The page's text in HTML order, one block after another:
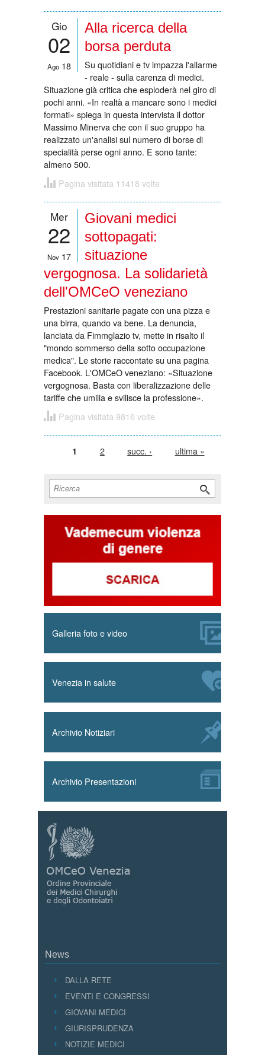
Gio
02
Ago 18
Alla ricerca della
borsa perduta
Su quotidiani e tv impazza l'allarme
- reale - sulla carenza di medici.
Situazione già critica che esploderà nel giro di
pochi anni. «In realtà a mancare sono i medici
formati» spiega in questa intervista il dottor
Massimo Minerva che con il suo gruppo ha
realizzato un'analisi sul numero di borse di
specialità perse ogni anno. E sono tante:
almeno 500.
Pagina visitata 11418 volte
Mer
22
Nov 17
Giovani medici
sottopagati:
situazione
vergognosa. La solidarietà
dell'OMCeO veneziano
Prestazioni sanitarie pagate con una pizza e
una birra, quando va bene. La denuncia,
lanciata da Fimmglazio tv, mette in risalto il
"mondo sommerso della sotto occupazione
medica". Le storie raccontate su una pagina
Facebook. L'OMCeO veneziano: «Situazione
vergognosa. Basta con liberalizzazione delle
tariffe che umilia e svilisce la professione».
Pagina visitata 9816 volte
1 2 succ. › ultima »
Form di ricerca
Cerca
Galleria foto e video
Venezia in salute
Archivio Notiziari
Archivio Presentazioni
News
DALLA RETE
EVENTI E CONGRESSI
GIOVANI MEDICI
GIURISPRUDENZA
NOTIZIE MEDICI